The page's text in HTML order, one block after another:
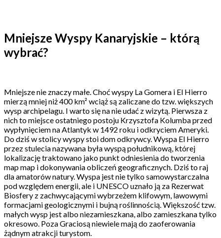
Mniejsze Wyspy Kanaryjskie – którą
wybrać?
Mniejsze nie znaczy małe. Choć wyspy La Gomera i El Hierro
mierzą mniej niż 400 km² wciąż są zaliczane do tzw. większych
wysp archipelagu. I warto się na nie udać z wizytą. Pierwsza z
nich to miejsce ostatniego postoju Krzysztofa Kolumba przed
wypłynięciem na Atlantyk w 1492 roku i odkryciem Ameryki.
Do dziś w stolicy wyspy stoi dom odkrywcy. Wyspa El Hierro
przez stulecia nazywana była wyspą południkową, której
lokalizację traktowano jako punkt odniesienia do tworzenia
map map i dokonywania obliczeń geograficznych. Dziś to raj
dla amatorów natury. Wyspa jest nie tylko samowystarczalna
pod względem energii, ale i UNESCO uznało ją za Rezerwat
Biosfery z zachwycającymi wybrzeżem klifowym, lawowymi
formacjami geologicznymi i bujną roślinnością. Większość tzw.
małych wysp jest albo niezamieszkana, albo zamieszkana tylko
okresowo. Poza Graciosą niewiele mają do zaoferowania
żądnym atrakcji turystom.